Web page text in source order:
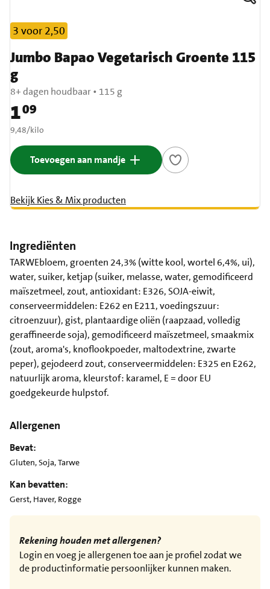
Jumbo Bapao Vegetarisch Groente 115
g
8+ dagen houdbaar• 115 g
Prijs: € 1,09
109
€ 9,48 per kilo
9,48/kilo
Toevoegen aan mandje
3 voor 2,50
Bekijk Kies & Mix producten
Ingrediënten
TARWEbloem, groenten 24,3% (witte kool, wortel 6,4%, ui),
water, suiker, ketjap (suiker, melasse, water, gemodificeerd
maïszetmeel, zout, antioxidant: E326, SOJA-eiwit,
conserveermiddelen: E262 en E211, voedingszuur:
citroenzuur), gist, plantaardige oliën (raapzaad, volledig
geraffineerde soja), gemodificeerd maïszetmeel, smaakmix
(zout, aroma's, knoflookpoeder, maltodextrine, zwarte
peper), gejodeerd zout, conserveermiddelen: E325 en E262,
natuurlijk aroma, kleurstof: karamel, E = door EU
goedgekeurde hulpstof.
Allergenen
Bevat:
Gluten, Soja, Tarwe
Kan bevatten:
Gerst, Haver, Rogge
Rekening houden met allergenen?
Login en voeg je allergenen toe aan je profiel zodat we
de productinformatie persoonlijker kunnen maken.